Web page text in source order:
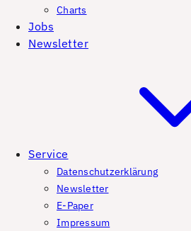
Charts
Jobs
Newsletter
Service
Datenschutzerklärung
Newsletter
E-Paper
Impressum